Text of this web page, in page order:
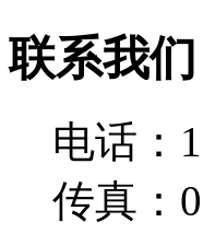
联系我们
电话：
传真：